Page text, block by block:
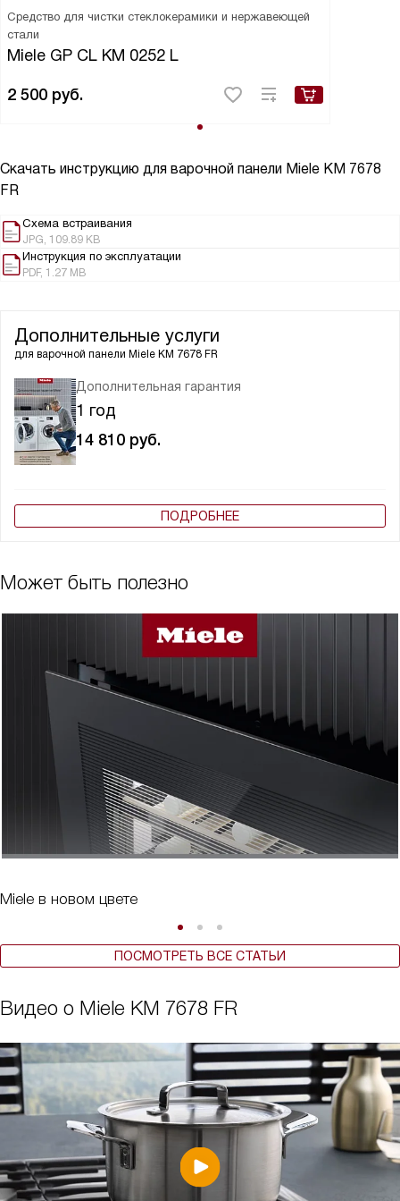
Средство для чистки стеклокерамики и нержавеющей
стали
Miele GP CL KM 0252 L
2 500 руб.
Скачать инструкцию для варочной панели Miele KM 7678
FR
Схема встраивания
JPG, 109.89 KB
Инструкция по эксплуатации
PDF, 1.27 MB
Дополнительные услуги
для варочной панели Miele KM 7678 FR
Дополнительная гарантия
1 год
14 810 руб.
ПОДРОБНЕЕ
Может быть полезно
Miele в новом цвете
ПОСМОТРЕТЬ ВСЕ СТАТЬИ
Видео о Miele KM 7678 FR